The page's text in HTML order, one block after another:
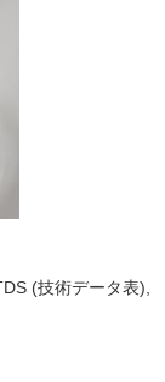
(技術データ表),